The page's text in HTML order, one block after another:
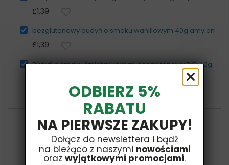
£1,39
bezglutenowy budyń o smaku waniliowym 40g amylon
£1,39
Budyń o smaku śmietankowym bezglutenowy BIO 40g
8 INNYCH PRODUKTÓW W TEJ SAMEJ
ODBIERZ 5%
RABATU
NA PIERWSZE ZAKUPY!
Dołącz do newslettera i bądź
na bieżąco z naszymi nowościami
oraz wyjątkowymi promocjami.